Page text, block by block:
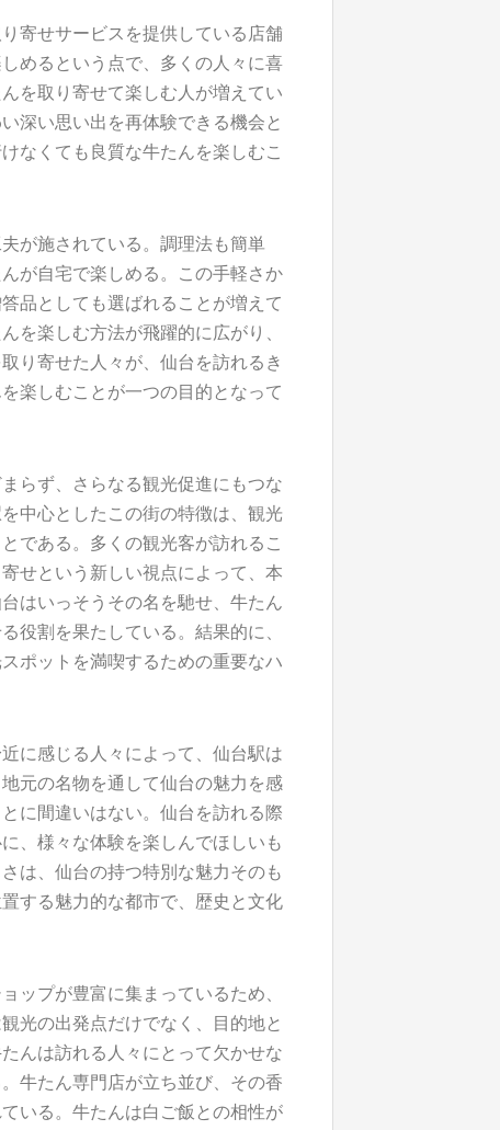
寄せサービスを提供している店舗
めるという点で、多くの人々に喜
を取り寄せて楽しむ人が増えてい
深い思い出を再体験できる機会と
なくても良質な牛たんを楽しむこ
が施されている。調理法も簡単
が自宅で楽しめる。この手軽さか
品としても選ばれることが増えて
を楽しむ方法が飛躍的に広がり、
り寄せた人々が、仙台を訪れるき
楽しむことが一つの目的となって
らず、さらなる観光促進にもつな
中心としたこの街の特徴は、観光
である。多くの観光客が訪れるこ
せという新しい視点によって、本
はいっそうその名を馳せ、牛たん
役割を果たしている。結果的に、
ポットを満喫するための重要なハ
に感じる人々によって、仙台駅は
元の名物を通して仙台の魅力を感
に間違いはない。仙台を訪れる際
、様々な体験を楽しんでほしいも
は、仙台の持つ特別な魅力そのも
する魅力的な都市で、歴史と文化
ップが豊富に集まっているため、
光の出発点だけでなく、目的地と
んは訪れる人々にとって欠かせな
牛たん専門店が立ち並び、その香
いる。牛たんは白ご飯との相性が